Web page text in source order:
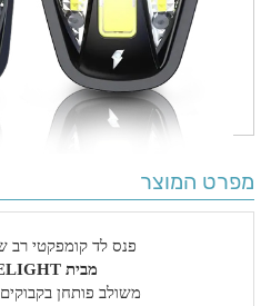
מפרט המוצר
פנס לד קומפקטי רב
מבית FORCELIGHT
משולב פותחן